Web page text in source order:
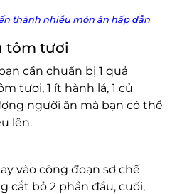
thành nhiều món ăn hấp dẫn
tôm tươi
cần chuẩn bị 1 quả
tươi, 1 ít hành lá, 1 củ
người ăn mà bạn có thể
lên.
vào công đoạn sơ chế
cắt bỏ 2 phần đầu, cuối,